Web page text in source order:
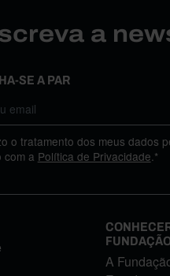
a
SE A PAR
o tratamento dos meus dados
com a Política de Privacidade.*
A